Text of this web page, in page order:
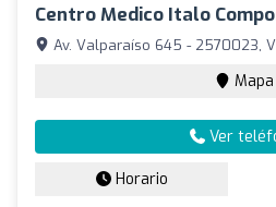
Centro Medico Italo
Av. Valparaíso 645 - 2570023,
Mapa
Ver
Horario